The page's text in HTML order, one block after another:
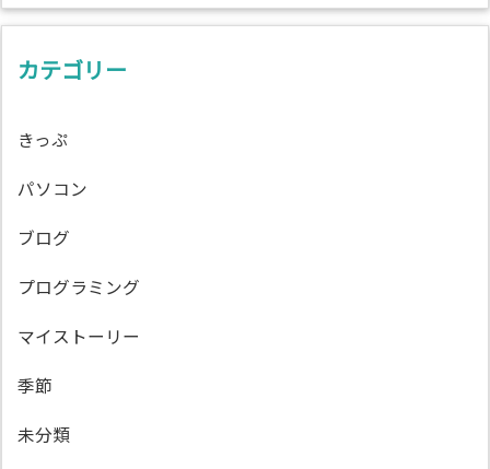
カテゴリー
きっぷ
パソコン
ブログ
プログラミング
マイストーリー
季節
未分類